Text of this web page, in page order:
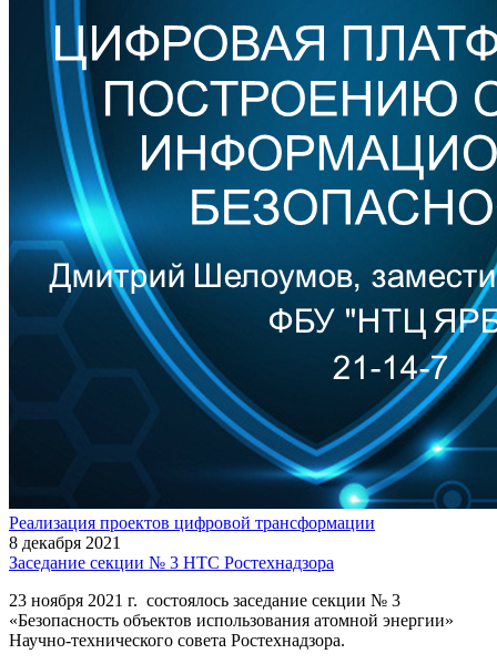
Реализация проектов цифровой трансформации
8 декабря 2021
Заседание секции № 3 НТС Ростехнадзора
23 ноября 2021 г. состоялось заседание секции № 3
«Безопасность объектов использования атомной энергии»
Научно-технического совета Ростехнадзора.